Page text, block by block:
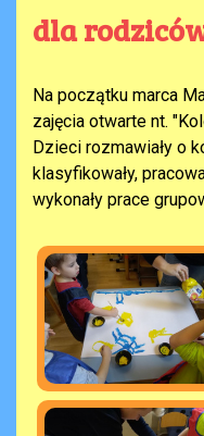
dla
Na początku marca
zajęcia otwarte nt.
Dzieci rozmawiały o
klasyfikowały,
wykonały prace